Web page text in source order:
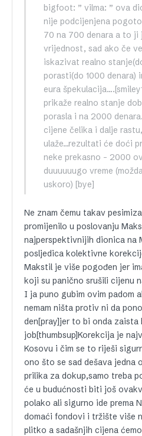
bigfoot: ” vilma: ” ova
nije podcijenjena
70 na 700 denara a to ji
vrijednost, sad ako če
iskazivat realno
porasti(do 1000 denara)
eura
prikaže realno stanje
porasla i na 2000
cijene čelika i dalje
ulaže…rezultati će doći
neke prekasno – 2000
duuuuuugo vreme
uskoro) [bye]
Ne znam čemu takav
promijenilo u poslovanju
najperspektivnijih dionica na
posljedica kolektivne
Makstil je više pogođen jer
koji su panično srušili cijenu
I ja puno gubim ovim padom
nemam ništa protiv ni da
den[pray]jer to bi onda zaista
job[thumbsup]Korekcija je
Kosovu i čim se to riješi
ono što se sad dešava jedna
prilika za dokup,samo treba
će u budućnosti biti još
polako ali sigurno ide prema
domaći fondovi i tržište više
plitko a sadašnjih cijena